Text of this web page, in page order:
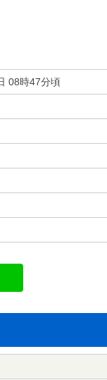
08時47分頃